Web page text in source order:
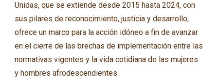
Unidas, que se extiende desde 2015 hasta 2024, con
sus pilares de reconocimiento, justicia y desarrollo,
ofrece un marco para la acción idóneo a fin de avanzar
en el cierre de las brechas de implementación entre las
normativas vigentes y la vida cotidiana de las mujeres
y hombres afrodescendientes.